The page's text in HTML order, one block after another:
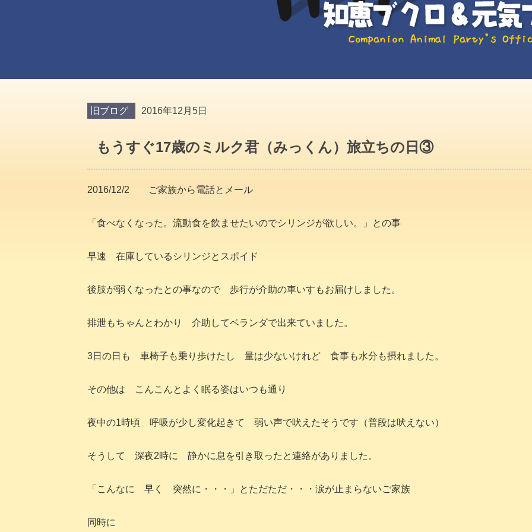
旧ブログ 2016年12月5日
もうすぐ17歳のミルク君（みっくん）旅立ちの日③
2016/12/2 ご家族から電話とメール
「食べなくなった。流動食を飲ませたいのでシリンジが欲しい。」との事
早速 在庫しているシリンジとスポイド
後肢が弱くなったとの事なので 歩行が介助の車いすもお届けしました。
排泄もちゃんとわかり 介助してベランダで出来ていました。
3日の日も 車椅子も乗り歩けたし 量は少ないけれど 食事も水分も摂れました。
その他は こんこんとよく眠る姿はいつも通り
夜中の1時頃 呼吸が少し変化起きて 弱い声で吠えたそうです（普段は吠えない）
そうして 深夜2時に 静かに息を引き取ったと連絡がありました。
「こんなに 早く 突然に・・・」とただただ・・・涙が止まらないご家族
同時に